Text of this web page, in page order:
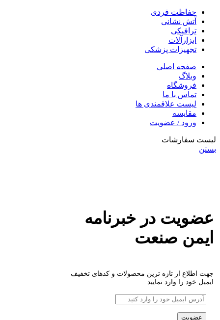
حفاظت فردی
آتش نشانی
ترافیکی
ابزارآلات
تجهیزات پزشکی
صفحه اصلی
وبلاگ
فروشگاه
تماس با ما
لیست علاقمندی ها
مقایسه
ورود / عضویت
لیست سفارشات
بستن
عضویت در خبرنامه
ایمن صنعت
جهت اطلاع از تازه ترین محصولات و کدهای تخفیف
ایمیل خود را وارد نمایید